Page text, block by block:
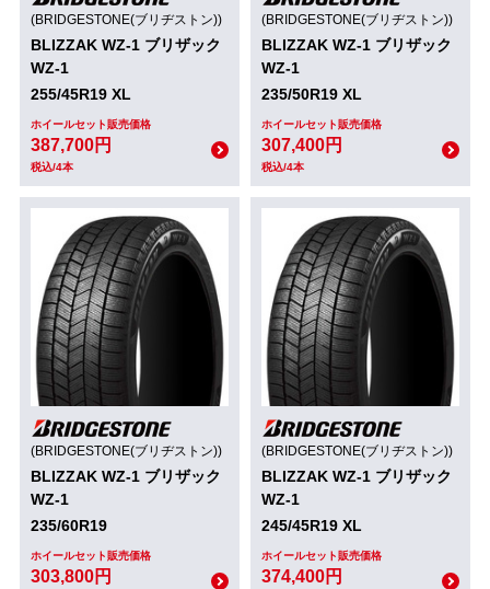
(BRIDGESTONE(ブリヂストン))
BLIZZAK WZ-1 ブリザック
WZ-1
255/45R19 XL
ホイールセット販売価格
387,700円
税込/4本
(BRIDGESTONE(ブリヂストン))
BLIZZAK WZ-1 ブリザック
WZ-1
235/50R19 XL
ホイールセット販売価格
307,400円
税込/4本
(BRIDGESTONE(ブリヂストン))
BLIZZAK WZ-1 ブリザック
WZ-1
235/60R19
ホイールセット販売価格
303,800円
(BRIDGESTONE(ブリヂストン))
BLIZZAK WZ-1 ブリザック
WZ-1
245/45R19 XL
ホイールセット販売価格
374,400円